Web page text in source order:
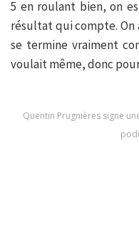
5 en roulant bien, on
résultat qui compte.
se termine vraiment
voulait même, donc
Quentin Prugnières signe